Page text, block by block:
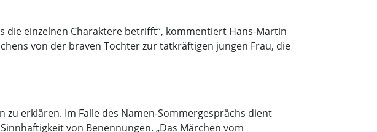
die einzelnen Charaktere betrifft“, kommentiert Hans-Martin
von der braven Tochter zur tatkräftigen jungen Frau, die
erklären. Im Falle des Namen-Sommergesprächs dient
von Benennungen. „Das Märchen vom